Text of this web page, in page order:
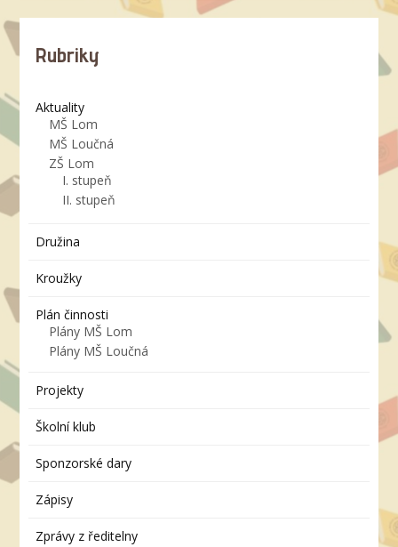
Rubriky
Aktuality
MŠ Lom
MŠ Loučná
ZŠ Lom
I. stupeň
II. stupeň
Družina
Kroužky
Plán činnosti
Plány MŠ Lom
Plány MŠ Loučná
Projekty
Školní klub
Sponzorské dary
Zápisy
Zprávy z ředitelny